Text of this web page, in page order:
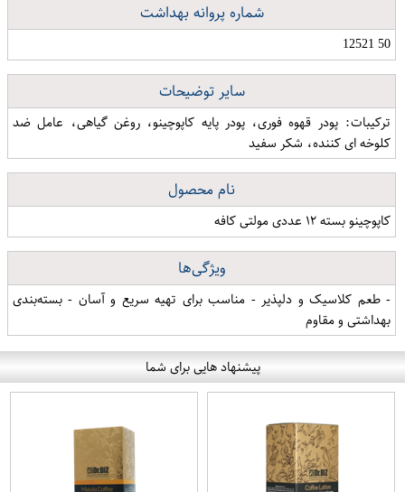
شماره پروانه بهداشت
50 12521
سایر توضیحات
ترکیبات: پودر قهوه فوری، پودر پایه کاپوچینو، روغن گیاهی، عامل ضد
کلوخه ای کننده، شکر سفید
نام محصول
کاپوچینو بسته ۱۲ عددی مولتی کافه
ویژگی‌ها
- طعم کلاسیک و دلپذیر - مناسب برای تهیه سریع و آسان - بسته‌بندی
بهداشتی و مقاوم
پیشنهاد هایی برای شما